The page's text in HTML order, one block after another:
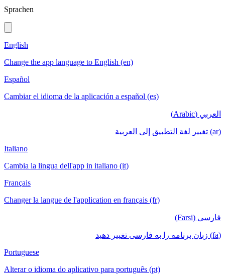
Sprachen
English
Change the app language to English (en)
Español
Cambiar el idioma de la aplicación a español (es)
العربي (Arabic)
(ar) تغيير لغة التطبيق إلى العربية
Italiano
Cambia la lingua dell'app in italiano (it)
Français
Changer la langue de l'application en français (fr)
فارسی (Farsi)
(fa) زبان برنامه را به فارسی تغییر دهید
Portuguese
Alterar o idioma do aplicativo para português (pt)